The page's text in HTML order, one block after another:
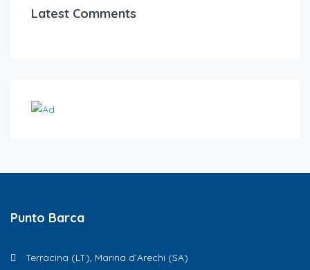
Latest Comments
Punto Barca
Terracina (LT), Marina d’Arechi (SA)